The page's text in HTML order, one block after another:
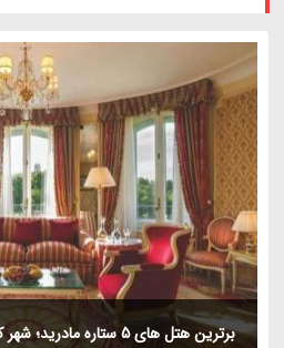
برترین هتل های 5 ستاره مادرید؛ شهر کاخ های باشکوه اسپانیا